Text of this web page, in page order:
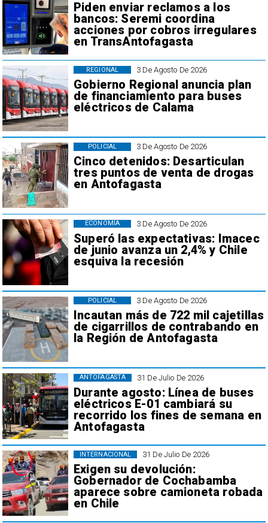
Piden enviar reclamos a los
bancos: Seremi coordina
acciones por cobros irregulares
en TransAntofagasta
3 De Agosto De 2026
Gobierno Regional anuncia plan
de financiamiento para buses
eléctricos de Calama
REGIONAL
3 De Agosto De 2026
Cinco detenidos: Desarticulan
tres puntos de venta de drogas
en Antofagasta
POLICIAL
3 De Agosto De 2026
Superó las expectativas: Imacec
de junio avanza un 2,4% y Chile
esquiva la recesión
ECONOMÍA
3 De Agosto De 2026
Incautan más de 722 mil cajetillas
de cigarrillos de contrabando en
la Región de Antofagasta
POLICIAL
31 De Julio De 2026
Durante agosto: Línea de buses
eléctricos E-01 cambiará su
recorrido los fines de semana en
Antofagasta
ANTOFAGASTA
31 De Julio De 2026
Exigen su devolución:
Gobernador de Cochabamba
aparece sobre camioneta robada
en Chile
INTERNACIONAL